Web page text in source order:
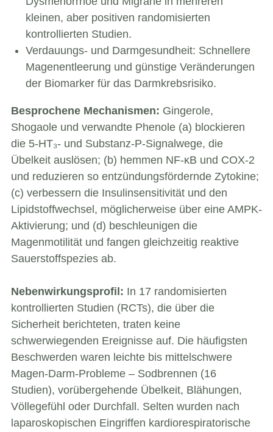
kleinen, aber positiven randomisierten
kontrollierten Studien.
Verdauungs- und Darmgesundheit: Schnellere
Magenentleerung und günstige Veränderungen
der Biomarker für das Darmkrebsrisiko.
Besprochene Mechanismen: Gingerole,
Shogaole und verwandte Phenole (a) blockieren
die 5-HT₃- und Substanz-P-Signalwege, die
Übelkeit auslösen; (b) hemmen NF-κB und COX-2
und reduzieren so entzündungsfördernde Zytokine;
(c) verbessern die Insulinsensitivität und den
Lipidstoffwechsel, möglicherweise über eine AMPK-
Aktivierung; und (d) beschleunigen die
Magenmotilität und fangen gleichzeitig reaktive
Sauerstoffspezies ab.
Nebenwirkungsprofil: In 17 randomisierten
kontrollierten Studien (RCTs), die über die
Sicherheit berichteten, traten keine
schwerwiegenden Ereignisse auf. Die häufigsten
Beschwerden waren leichte bis mittelschwere
Magen-Darm-Probleme – Sodbrennen (16
Studien), vorübergehende Übelkeit, Blähungen,
Völlegefühl oder Durchfall. Selten wurden nach
laparoskopischen Eingriffen kardiorespiratorische